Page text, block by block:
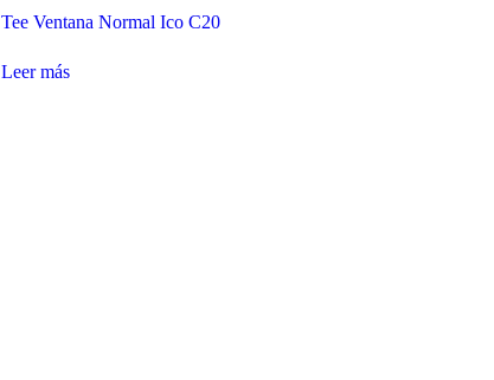
Tee Ventana Normal Ico C20
Leer más